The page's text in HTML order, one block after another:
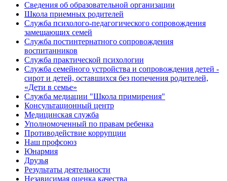
Сведения об образовательной организации
Школа приемных родителей
Служба психолого-педагогического сопровождения
замещающих семей
Cлужба постинтернатного сопровождения
воспитанников
Служба практической психологии
Служба семейного устройства и сопровождения детей -
сирот и детей, оставшихся без попечения родителей,
«Дети в семье»
Служба медиации "Школа примирения"
Консультационный центр
Медицинская служба
Уполномоченный по правам ребенка
Противодействие коррупции
Наш профсоюз
Юнармия
Друзья
Результаты деятельности
Независимая оценка качества